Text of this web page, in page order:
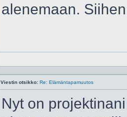
alenemaan.
Profiili
Viestin otsikko: Re: Elämäntapamuutos
Nyt on